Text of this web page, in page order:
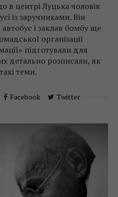
в центрі Луцька чоловік
із заручниками. Він
і заклав бомбу ще
організації
підготували для
детально розписали, як
теми.
Facebook Twitter